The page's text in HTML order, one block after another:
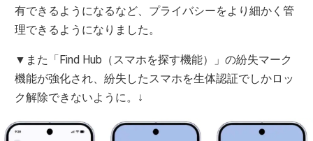
有できるようになるなど、プライバシーをより細かく管
理できるようになりました。
▼また「Find Hub（スマホを探す機能）」の紛失マーク
機能が強化され、紛失したスマホを生体認証でしかロッ
ク解除できないように。↓